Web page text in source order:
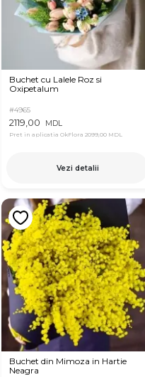
Buchet cu Lalele Roz si
Oxipetalum
#4965
2119,00 MDL
Pret in aplicatia OkFlora 2099,00 MDL
Vezi detalii
Buchet din Mimoza in Hartie
Neagra